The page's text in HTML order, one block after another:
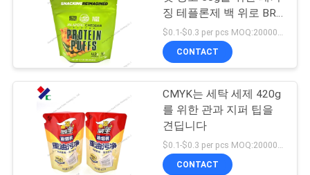
락
지퍼 주머니를 위로
서 있으십시오
83
징 테플론제 백 위로 BRC
스트나드
$0.1-$0.3 per pcs MOQ:20000 PC
CONTACT
CMYK는 세탁 세제 420g
를 위한 관과 지퍼 팁을
견딥니다
CONTACT